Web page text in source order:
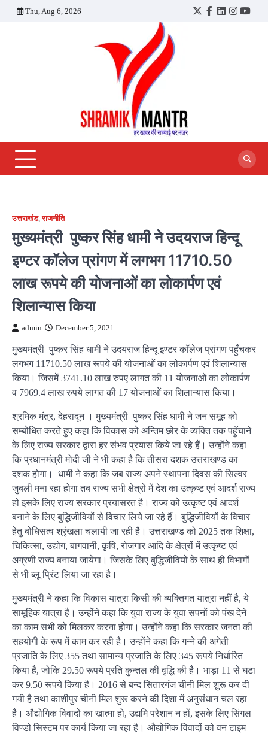
Thu, Aug 6, 2026
Twitter
Facebook
LinkedIn
उत्तराखंड,राजनीति
मुख्यमंत्री पुष्कर सिंह धामी ने उदयराज हिन्दू
इण्टर कॉलेज प्रांगण में लगभग 11710.50
लाख रूपये की योजनाओं का लोकार्पण एवं
शिलान्यास किया
admin December 5, 2021
मुख्यमंत्री पुष्कर सिंह धामी ने उदयराज हिन्दू इण्टर कॉलेज प्रांगण पहुँचकर
लगभग 11710.50 लाख रूपये की योजनाओं का लोकार्पण एवं शिलान्यास
किया। जिसमें 3741.10 लाख रुपए लागत की 11 योजनाओं का लोकार्पण
व 7969.4 लाख रुपये लागत की 17 योजनाओं का शिलान्यास किया।
श्रमिक मंत्र, देहरादून । मुख्यमंत्री पुष्कर सिंह धामी ने जन समूह को
सम्बोधित करते हुए कहा कि विकास को अन्तिम छोर के व्यक्ति तक पहुॅचाने
के लिए राज्य सरकार द्वारा हर संभव प्रयास किये जा रहे हैं। उन्होंने कहा
कि प्रधानमंत्री मोदी जी ने भी कहा है कि तीसरा दशक उत्तराखण्ड का
दशक होगा। धामी ने कहा कि जब राज्य अपने स्थापना दिवस की सिल्वर
जुबली मना रहा होगा तब राज्य सभी क्षेत्रों में देश का उत्कृष्ट एवं आदर्श राज्य
हो इसके लिए राज्य सरकार प्रयासरत है। राज्य को उत्कृष्ट एवं आदर्श
बनाने के लिए बुद्धिजीवियों से विचार लिये जा रहे हैं। बुद्धिजीवियों के विचार
हेतु बोधिसत्व श्रृंखला चलायी जा रही है। उत्तराखण्ड को 2025 तक शिक्षा,
चिकित्सा, उद्योग, बागवानी, कृषि, रोजगार आदि के क्षेत्रों में उत्कृष्ट एवं
अग्रणी राज्य बनाया जायेगा। जिसके लिए बुद्धिजीवियों के साथ ही विभागों
से भी ब्लू प्रिंट लिया जा रहा है।
मुख्यमंत्री ने कहा कि विकास यात्रा किसी की व्यक्तिगत यात्रा नहीं है, ये
सामूहिक यात्रा है। उन्होंने कहा कि युवा राज्य के युवा सपनों को पंख देने
का काम सभी को मिलकर करना होगा। उन्होंने कहा कि सरकार जनता की
सहयोगी के रूप में काम कर रही है। उन्होंने कहा कि गन्ने की अगेती
प्रजाति के लिए 355 तथा सामान्य प्रजाति के लिए 345 रूपये निर्धारित
किया है, जोकि 29.50 रूपये प्रति कुन्तल की वृद्धि की है। भाड़ा 11 से घटा
कर 9.50 रूपये किया है। 2016 से बन्द सितारगंज चीनी मिल शुरू कर दी
गयी है तथा काशीपुर चीनी मिल शुरू करने की दिशा में अनुसंधान चल रहा
है। औद्योगिक विवादों का खात्मा हो, उद्यमि परेशान न हों, इसके लिए सिंगल
विण्डो सिस्टम पर कार्य किया जा रहा है। औद्योगिक विवादों को वन टाइम